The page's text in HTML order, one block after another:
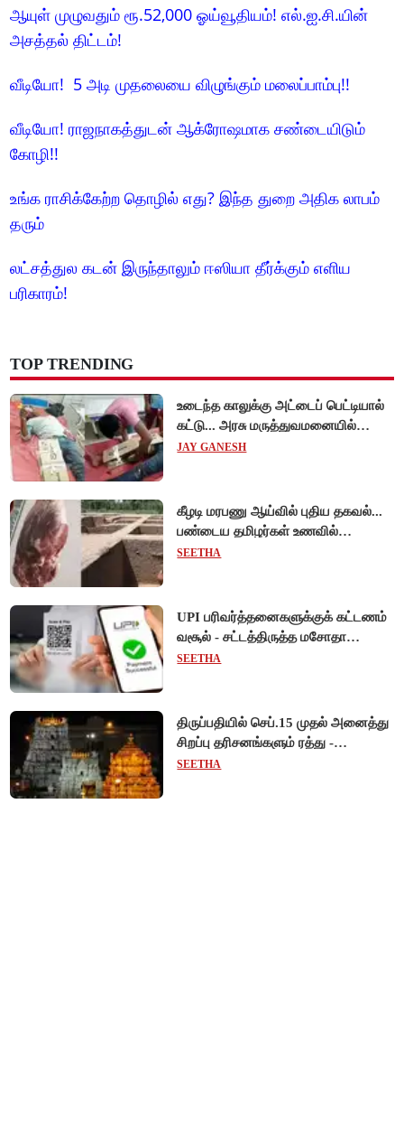
ஆயுள் முழுவதும் ரூ.52,000 ஓய்வூதியம்! எல்.ஐ.சி.யின்
அசத்தல் திட்டம்!
வீடியோ! 5 அடி முதலையை விழுங்கும் மலைப்பாம்பு!!
வீடியோ! ராஜநாகத்துடன் ஆக்ரோஷமாக சண்டையிடும்
கோழி!!
உங்க ராசிக்கேற்ற தொழில் எது? இந்த துறை அதிக லாபம்
தரும்
லட்சத்துல கடன் இருந்தாலும் ஈஸியா தீர்க்கும் எளிய
பரிகாரம்!
TOP TRENDING
உடைந்த காலுக்கு அட்டைப் பெட்டியால்
கட்டு... அரசு மருத்துவமனையில்
விநோத சிகிச்சை... அதிர்ச்சி வீடியோ!
JAY GANESH
கீழடி மரபணு ஆய்வில் புதிய தகவல்...
பண்டைய தமிழர்கள் உணவில்
அதிகளவு இறைச்சி பயன்பாடு!
SEETHA
UPI பரிவர்த்தனைகளுக்குக் கட்டணம்
வசூல் - சட்டத்திருத்த மசோதா
நிறைவேற்றம்!
SEETHA
திருப்பதியில் செப்.15 முதல் அனைத்து
சிறப்பு தரிசனங்களும் ரத்து -
பிரம்மோற்சவத்திற்கான ஏற்பாடுகள்
SEETHA